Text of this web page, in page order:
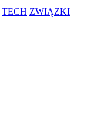
TECH ZWIĄZKI